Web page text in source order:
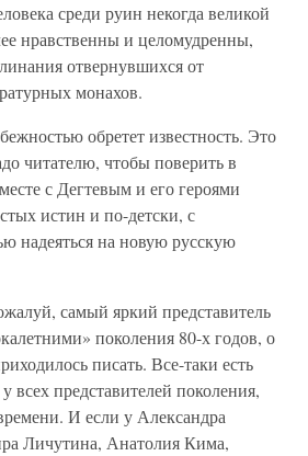
среди руин некогда великой
нравственны и целомудренны,
отвернувшихся от
монахов.
обретет известность. Это
читателю, чтобы поверить в
с Дегтевым и его героями
истин и по-детски, с
надеяться на новую русскую
самый яркий представитель
поколения 80-х годов, о
писать. Все-таки есть
всех представителей поколения,
И если у Александра
Личутина, Анатолия Кима,